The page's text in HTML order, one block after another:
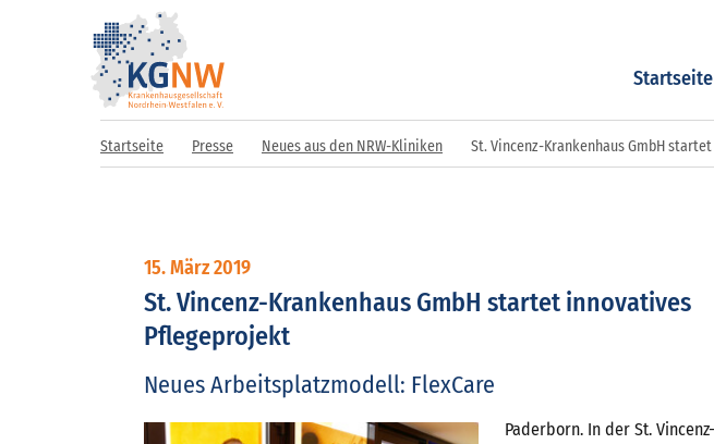
Startseite
Startseite Presse Neues aus den NRW-Kliniken St. Vincenz-Krankenhaus GmbH
15. März 2019
St. Vincenz-Krankenhaus GmbH startet innovatives
Pflegeprojekt
Neues Arbeitsplatzmodell: FlexCare
Paderborn. In der St.